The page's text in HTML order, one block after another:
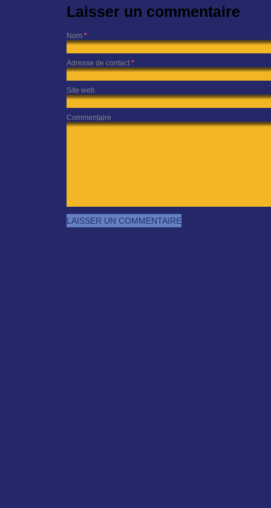
Laisser un commentaire
Nom *
Adresse de contact *
Site web
Commentaire